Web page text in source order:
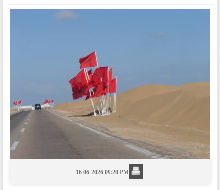
16-06-2026 09:20 PM